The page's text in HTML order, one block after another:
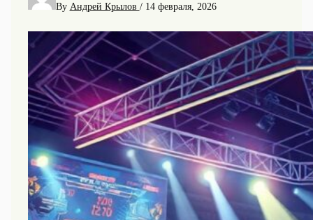
By Андрей Крылов / 14 февраля, 2026